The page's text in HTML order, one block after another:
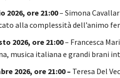
2026, ore 21:00– Simona
alla complessità dell’animo
2026, ore 21:00– Francesca
musica italiana e grandi brani
2026, ore 21:00 – Teresa Del